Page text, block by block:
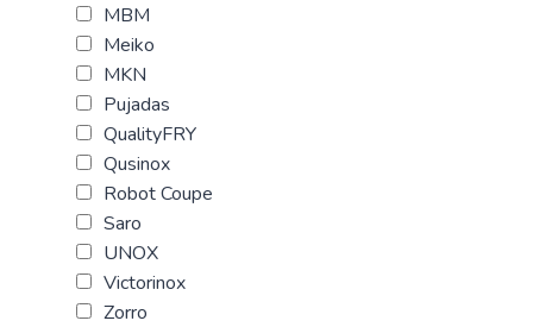
MBM
Meiko
MKN
Pujadas
QualityFRY
Qusinox
Robot Coupe
Saro
UNOX
Victorinox
Zorro